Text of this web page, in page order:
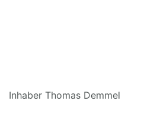
Inhaber Thomas Demmel